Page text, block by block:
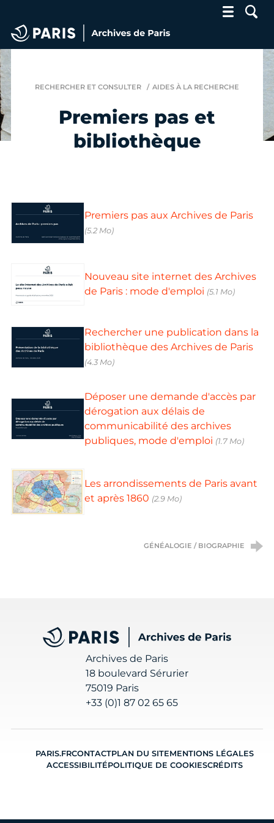
RECHERCHER ET CONSULTER AIDES À LA RECHERCHE
Premiers pas et
bibliothèque
Premiers pas aux Archives de Paris
(5.2 Mo)
Nouveau site internet des Archives
de Paris : mode d'emploi (5.1 Mo)
Rechercher une publication dans la
bibliothèque des Archives de Paris
(4.3 Mo)
Déposer une demande d'accès par
dérogation aux délais de
communicabilité des archives
publiques, mode d'emploi (1.7 Mo)
Les arrondissements de Paris avant
et après 1860 (2.9 Mo)
GÉNÉALOGIE / BIOGRAPHIE
Archives de Paris
18 boulevard Sérurier
75019 Paris
+33 (0)1 87 02 65 65
PARIS.FRCONTACTPLAN DU SITEMENTIONS LÉGALES
ACCESSIBILITÉPOLITIQUE DE COOKIESCRÉDITS